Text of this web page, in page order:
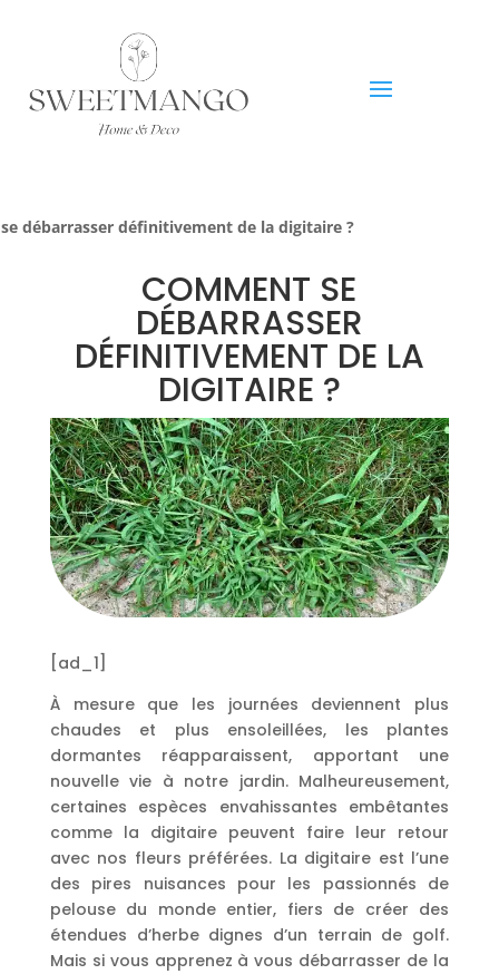
débarrasser définitivement de la digitaire ?
COMMENT SE
DÉBARRASSER
DÉFINITIVEMENT DE LA
DIGITAIRE ?
[ad_1]
À mesure que les journées deviennent plus
chaudes et plus ensoleillées, les plantes
dormantes réapparaissent, apportant une
nouvelle vie à notre jardin. Malheureusement,
certaines espèces envahissantes embêtantes
comme la digitaire peuvent faire leur retour
avec nos fleurs préférées. La digitaire est l’une
des pires nuisances pour les passionnés de
pelouse du monde entier, fiers de créer des
étendues d’herbe dignes d’un terrain de golf.
Mais si vous apprenez à vous débarrasser de la